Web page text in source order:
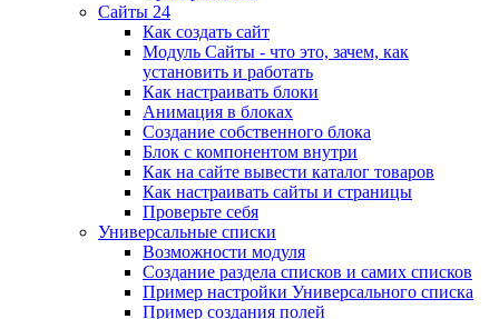
Сайты 24
Как создать сайт
Модуль Сайты - что это, зачем, как
установить и работать
Как настраивать блоки
Анимация в блоках
Создание собственного блока
Блок с компонентом внутри
Как на сайте вывести каталог товаров
Как настраивать сайты и страницы
Проверьте себя
Универсальные списки
Возможности модуля
Создание раздела списков и самих списков
Пример настройки Универсального списка
Пример создания полей